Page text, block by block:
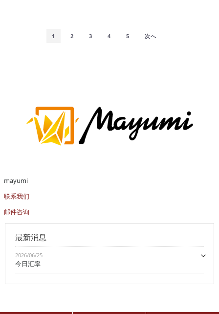
1 2 3 4 5 次へ
mayumi
联系我们
邮件咨询
最新消息
2026/06/25
今日汇率